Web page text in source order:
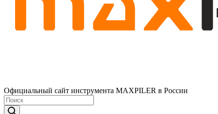
Официальный сайт инструмента MAXPILER в России